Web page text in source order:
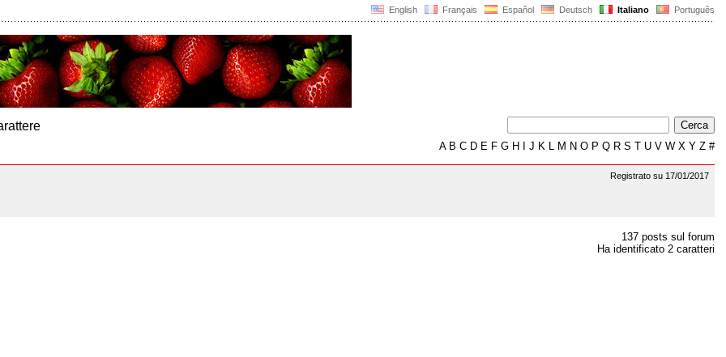
English Français Español Deutsch Italiano Português
AB C D E F G H J K L M N O P Q R S T U V W X Y Z #
Registrato su 17/01/2017
137 posts sul forum
Ha identificato 2 caratteri